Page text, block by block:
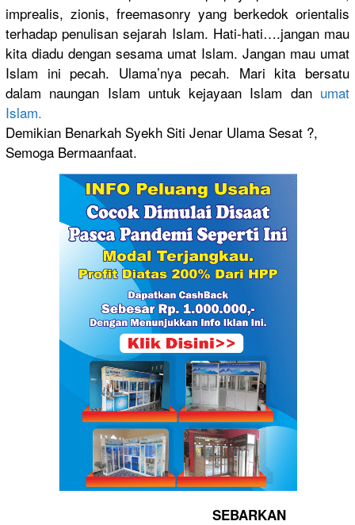
imprealis, zionis, freemasonry yang berkedok orientalis
terhadap penulisan sejarah Islam. Hati-hati….jangan mau
kita diadu dengan sesama umat Islam. Jangan mau umat
Islam ini pecah. Ulama’nya pecah. Mari kita bersatu
dalam naungan Islam untuk kejayaan Islam danumat
Islam.
Demikian Benarkah Syekh Siti Jenar Ulama Sesat ?,
Semoga Bermaanfaat.
SEBARKAN